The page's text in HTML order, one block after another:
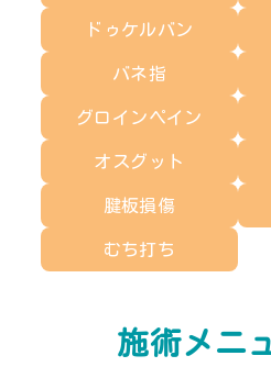
ドゥケルバン
バネ指
グロインペイン
オスグット
腱板損傷
むち打ち
施術メニ